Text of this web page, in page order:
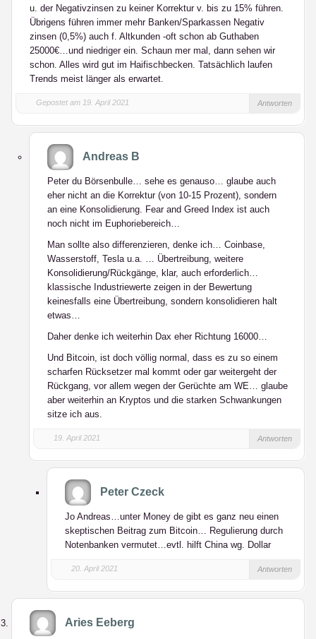
u. der Negativzinsen zu keiner Korrektur v. bis zu 15% führen.
Übrigens führen immer mehr Banken/Sparkassen Negativ
zinsen (0,5%) auch f. Altkunden -oft schon ab Guthaben
25000€…und niedriger ein. Schaun mer mal, dann sehen wir
schon. Alles wird gut im Haifischbecken. Tatsächlich laufen
Trends meist länger als erwartet.
Gepostet am 19. April 2021 Antworten
Andreas B
Peter du Börsenbulle… sehe es genauso… glaube auch
eher nicht an die Korrektur (von 10-15 Prozent), sondern
an eine Konsolidierung. Fear and Greed Index ist auch
noch nicht im Euphoriebereich…
Man sollte also differenzieren, denke ich… Coinbase,
Wasserstoff, Tesla u.a. … Übertreibung, weitere
Konsolidierung/Rückgänge, klar, auch erforderlich…
klassische Industriewerte zeigen in der Bewertung
keinesfalls eine Übertreibung, sondern konsolidieren halt
etwas…
Daher denke ich weiterhin Dax eher Richtung 16000…
Und Bitcoin, ist doch völlig normal, dass es zu so einem
scharfen Rücksetzer mal kommt oder gar weitergeht der
Rückgang, vor allem wegen der Gerüchte am WE… glaube
aber weiterhin an Kryptos und die starken Schwankungen
sitze ich aus.
19. April 2021 Antworten
Peter Czeck
Jo Andreas…unter Money de gibt es ganz neu einen
skeptischen Beitrag zum Bitcoin… Regulierung durch
Notenbanken vermutet…evtl. hilft China wg. Dollar
20. April 2021 Antworten
Aries Eeberg